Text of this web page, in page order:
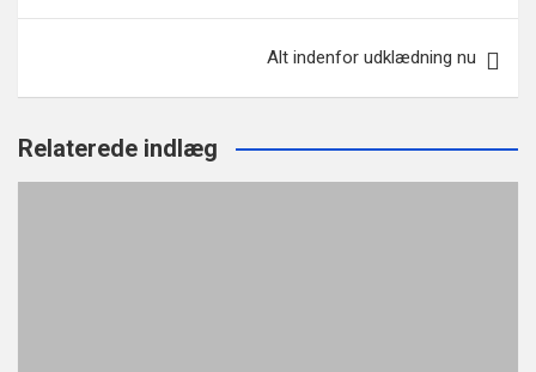
Alt indenfor udklædning nu
Relaterede indlæg